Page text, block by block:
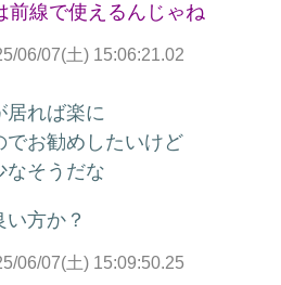
前線で使えるんじゃね
06/07(土) 15:06:21.02
居れば楽に
お勧めしたいけど
なそうだな
方か？
06/07(土) 15:09:50.25